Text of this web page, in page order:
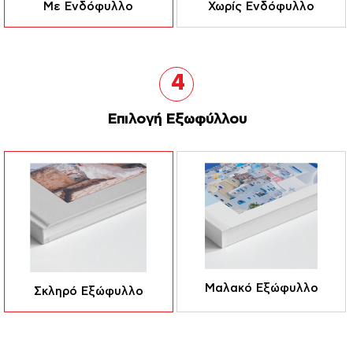
Με Ενδόφυλλο Χωρίς Ενδόφυλλο
4
Επιλογή Εξωφύλλου
Σκληρό Εξώφυλλο Μαλακό Εξώφυλλο